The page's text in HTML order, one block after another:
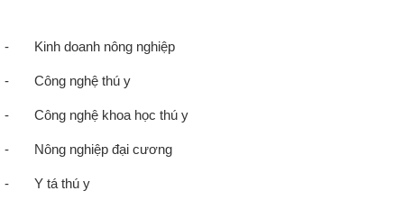
- Kinh doanh nông nghiệp
- Công nghệ thú y
- Công nghệ khoa học thú y
- Nông nghiệp đại cương
- Y tá thú y